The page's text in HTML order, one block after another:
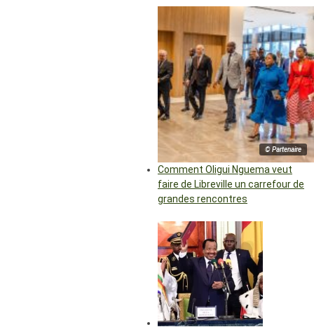
© Partenaire
Comment Oligui Nguema veut
faire de Libreville un carrefour de
grandes rencontres